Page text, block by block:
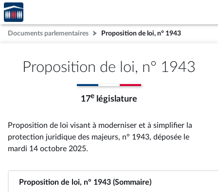
Aller au contenu
Aller en bas de la page
Accèder
à la
page
d'accueil
Documents parlementaires Proposition de loi, n° 1943
Proposition de loi, n° 1943
17e législature
Proposition de loi visant à moderniser et à simplifier la
protection juridique des majeurs, n° 1943, déposée le
mardi 14 octobre 2025.
Proposition de loi, n° 1943 (Sommaire)